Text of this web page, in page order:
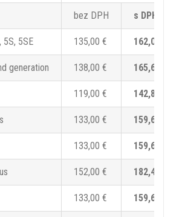
bez DPH s DPH 20%
5S, 5SE 135,00 € 162,00 €
generation 138,00 € 165,60 €
119,00 € 142,80 €
133,00 € 159,60 €
133,00 € 159,60 €
152,00 € 182,40 €
133,00 € 159,60 €